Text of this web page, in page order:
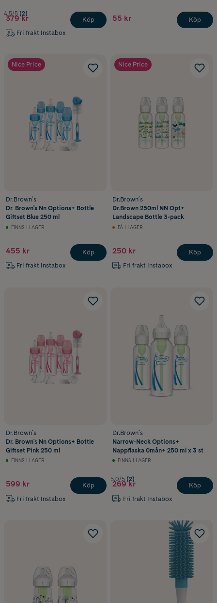
4.5/5 (2)
379 kr
Fri frakt Instabox
Köp 55 kr Köp
Nice Price
Dr.Brown´s
Dr. Brown's Nn Options+ Bottle
Giftset Blue 250 ml
FINNS I LAGER
455 kr
Fri frakt Instabox
Köp
Nice Price
Dr.Brown´s
Dr.Brown 250ml NN Opt+
Landscape Bottle 3-pack
FÅ I LAGER
250 kr
Fri frakt Instabox
Köp
Dr.Brown´s
Dr. Brown's Nn Options+ Bottle
Giftset Pink 250 ml
FINNS I LAGER
599 kr
Fri frakt Instabox
Köp
Dr.Brown´s
Narrow-Neck Options+
Nappflaska 0mån+ 250 ml x 3 st
FINNS I LAGER
5.0/5 (2)
269 kr
Fri frakt Instabox
Köp